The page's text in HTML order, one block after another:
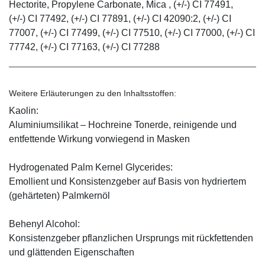
Hectorite, Propylene Carbonate, Mica , (+/-) CI 77491,
(+/-) CI 77492, (+/-) CI 77891, (+/-) CI 42090:2, (+/-) CI
77007, (+/-) CI 77499, (+/-) CI 77510, (+/-) CI 77000, (+/-) CI
77742, (+/-) CI 77163, (+/-) CI 77288
Weitere Erläuterungen zu den Inhaltsstoffen:
Kaolin:
Aluminiumsilikat – Hochreine Tonerde, reinigende und
entfettende Wirkung vorwiegend in Masken
Hydrogenated Palm Kernel Glycerides:
Emollient und Konsistenzgeber auf Basis von hydriertem
(gehärteten) Palmkernöl
Behenyl Alcohol:
Konsistenzgeber pflanzlichen Ursprungs mit rückfettenden
und glättenden Eigenschaften